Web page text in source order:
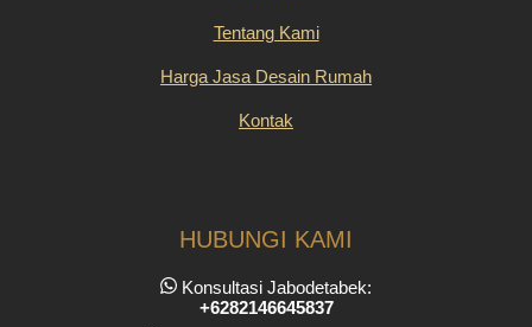
Tentang Kami
Harga Jasa Desain Rumah
Kontak
HUBUNGI KAMI
Konsultasi Jabodetabek:
+6282146645837